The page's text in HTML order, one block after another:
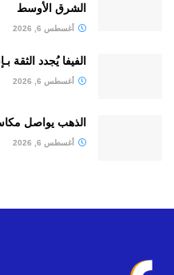
الشرق الأوسط
أغسطس 6, 2026
الفيفا يُجدد الثقة
أغسطس 6, 2026
الذهب يواصل
أغسطس 6, 2026